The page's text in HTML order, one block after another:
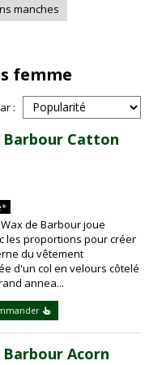
manches
femme
:
Barbour Catton
de Barbour joue
les proportions pour créer
du vêtement
d'un col en velours côtelé
annea...
Acorn